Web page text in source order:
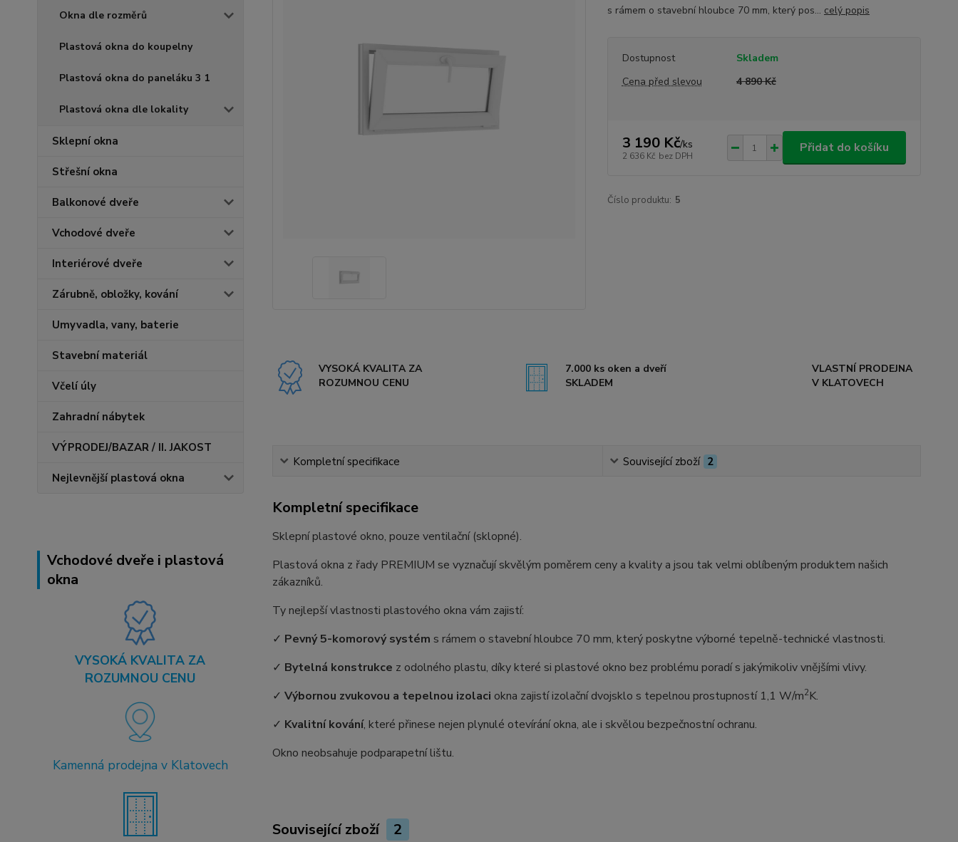
Okna dle rozměrů
Plastová okna do koupelny
Plastová okna do paneláku 3 1
Plastová okna dle lokality
Sklepní okna
Střešní okna
Balkonové dveře
Vchodové dveře
Interiérové dveře
Zárubně, obložky, kování
Umyvadla, vany, baterie
Stavební materiál
Včelí úly
Zahradní nábytek
VÝPRODEJ/BAZAR / II. JAKOST
Nejlevnější plastová okna
Vchodové dveře i plastová
okna
VYSOKÁ KVALITA ZA
ROZUMNOU CENU
Kamenná prodejna v Klatovech
s rámem o stavební hloubce 70 mm, který pos... celý popis
Dostupnost
Skladem
Cena před slevou
4 890 Kč
3 190 Kč/ks
2 636 Kč bez DPH
Přidat do košíku
Číslo produktu: 5
VYSOKÁ KVALITA ZA
ROZUMNOU CENU
7.000 ks oken a dveří
SKLADEM
VLASTNÍ PRODEJNA
V KLATOVECH
Kompletní specifikace Související zboží 2
Kompletní specifikace
Sklepní plastové okno, pouze ventilační (sklopné).
Plastová okna z řady PREMIUM se vyznačují skvělým poměrem ceny a kvality a jsou tak velmi oblíbeným produktem našich
zákazníků.
Ty nejlepší vlastnosti plastového okna vám zajistí:
✓ Pevný 5-komorový systém s rámem o stavební hloubce 70 mm, který poskytne výborné tepelně-technické vlastnosti.
✓ Bytelná konstrukce z odolného plastu, díky které si plastové okno bez problému poradí s jakýmikoliv vnějšími vlivy.
✓ Výbornou zvukovou a tepelnou izolaci okna zajistí izolační dvojsklo s tepelnou prostupností 1,1 W/m2K.
✓ Kvalitní kování, které přinese nejen plynulé otevírání okna, ale i skvělou bezpečnostní ochranu.
Okno neobsahuje podparapetní lištu.
Související zboží 2